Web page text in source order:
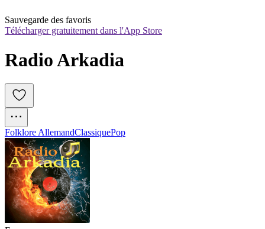
Sauvegarde des favoris
Télécharger gratuitement dans l'App Store
Radio Arkadia
Folklore AllemandClassiquePop